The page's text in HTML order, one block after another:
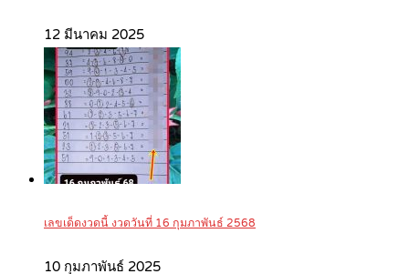
12 มีนาคม 2025
เลขเด็ดงวดนี้ งวดวันที่ 16 กุมภาพันธ์ 2568
10 กุมภาพันธ์ 2025